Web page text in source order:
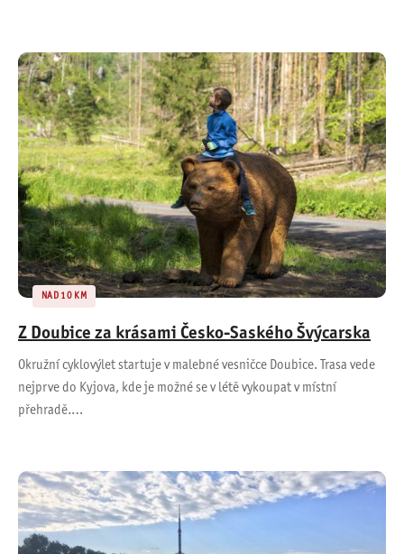
NAD 10 KM
Z Doubice za krásami Česko-Saského Švýcarska
Okružní cyklovýlet startuje v malebné vesničce Doubice. Trasa vede
nejprve do Kyjova, kde je možné se v létě vykoupat v místní
přehradě.…